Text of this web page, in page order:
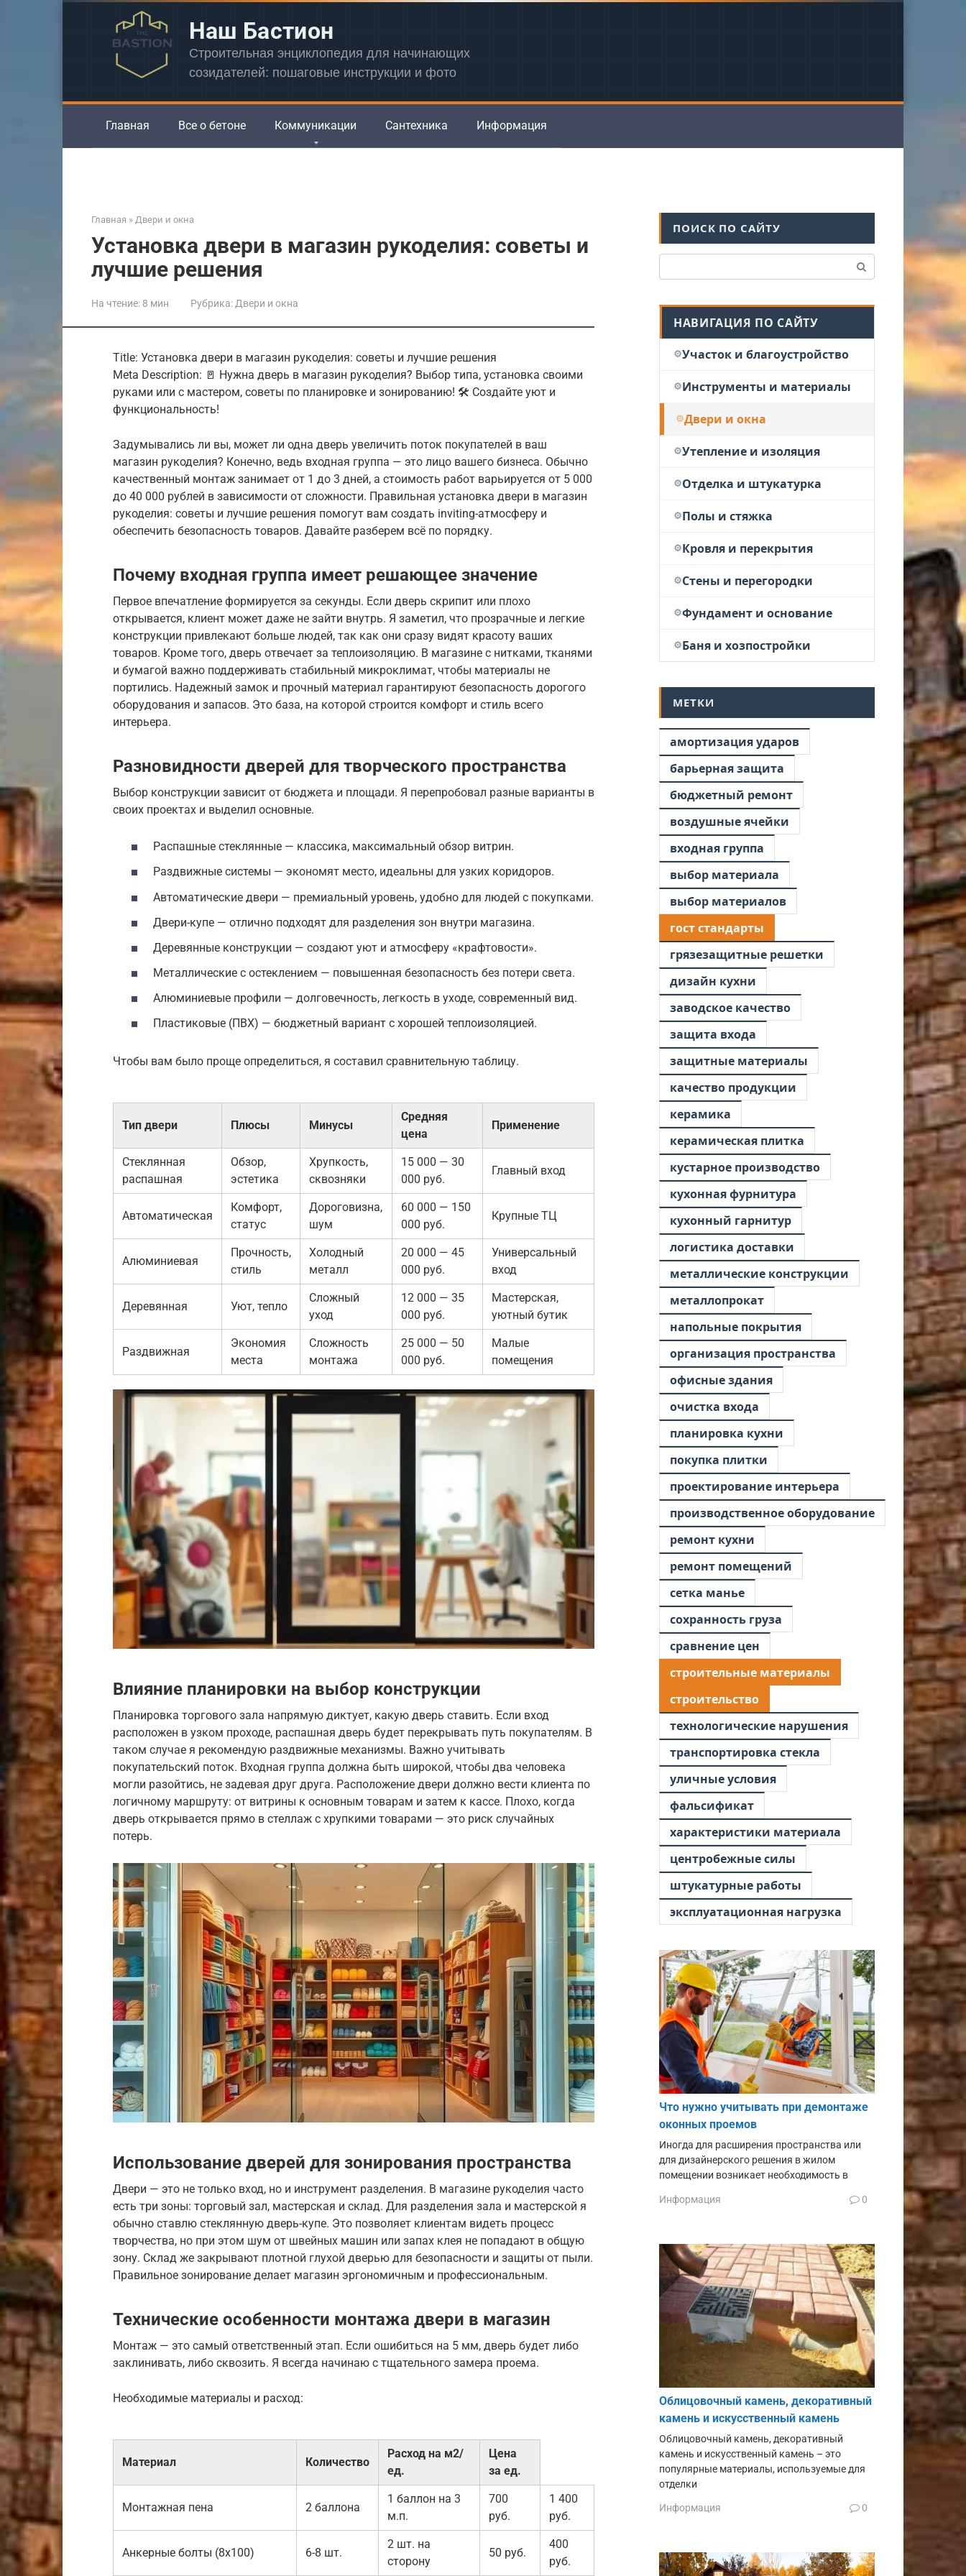
Наш Бастион
Строительная энциклопедия для начинающих
созидателей: пошаговые инструкции и фото
Главная Все о бетоне Коммуникации Сантехника Информация
Главная » Двери и окна
Установка двери в магазин рукоделия: советы и
лучшие решения
На чтение: 8 мин Рубрика: Двери и окна
Title: Установка двери в магазин рукоделия: советы и лучшие решения
Meta Description: 🚪 Нужна дверь в магазин рукоделия? Выбор типа, установка своими
руками или с мастером, советы по планировке и зонированию! 🛠️ Создайте уют и
функциональность!
Задумывались ли вы, может ли одна дверь увеличить поток покупателей в ваш
магазин рукоделия? Конечно, ведь входная группа — это лицо вашего бизнеса. Обычно
качественный монтаж занимает от 1 до 3 дней, а стоимость работ варьируется от 5 000
до 40 000 рублей в зависимости от сложности. Правильная установка двери в магазин
рукоделия: советы и лучшие решения помогут вам создать inviting-атмосферу и
обеспечить безопасность товаров. Давайте разберем всё по порядку.
Почему входная группа имеет решающее значение
Первое впечатление формируется за секунды. Если дверь скрипит или плохо
открывается, клиент может даже не зайти внутрь. Я заметил, что прозрачные и легкие
конструкции привлекают больше людей, так как они сразу видят красоту ваших
товаров. Кроме того, дверь отвечает за теплоизоляцию. В магазине с нитками, тканями
и бумагой важно поддерживать стабильный микроклимат, чтобы материалы не
портились. Надежный замок и прочный материал гарантируют безопасность дорогого
оборудования и запасов. Это база, на которой строится комфорт и стиль всего
интерьера.
Разновидности дверей для творческого пространства
Выбор конструкции зависит от бюджета и площади. Я перепробовал разные варианты в
своих проектах и выделил основные.
Распашные стеклянные — классика, максимальный обзор витрин.
Раздвижные системы — экономят место, идеальны для узких коридоров.
Автоматические двери — премиальный уровень, удобно для людей с покупками.
Двери-купе — отлично подходят для разделения зон внутри магазина.
Деревянные конструкции — создают уют и атмосферу «крафтовости».
Металлические с остеклением — повышенная безопасность без потери света.
Алюминиевые профили — долговечность, легкость в уходе, современный вид.
Пластиковые (ПВХ) — бюджетный вариант с хорошей теплоизоляцией.
Чтобы вам было проще определиться, я составил сравнительную таблицу.
Тип двери Плюсы Минусы
Средняя
цена
Применение
Стеклянная
распашная
Обзор,
эстетика
Хрупкость,
сквозняки
15 000 — 30
000 руб.
Главный вход
Автоматическая
Комфорт,
статус
Дороговизна,
шум
60 000 — 150
000 руб.
Крупные ТЦ
Алюминиевая
Прочность,
стиль
Холодный
металл
20 000 — 45
000 руб.
Универсальный
вход
Деревянная Уют, тепло
Сложный
уход
12 000 — 35
000 руб.
Мастерская,
уютный бутик
Раздвижная
Экономия
места
Сложность
монтажа
25 000 — 50
000 руб.
Малые
помещения
Влияние планировки на выбор конструкции
Планировка торгового зала напрямую диктует, какую дверь ставить. Если вход
расположен в узком проходе, распашная дверь будет перекрывать путь покупателям. В
таком случае я рекомендую раздвижные механизмы. Важно учитывать
покупательский поток. Входная группа должна быть широкой, чтобы два человека
могли разойтись, не задевая друг друга. Расположение двери должно вести клиента по
логичному маршруту: от витрины к основным товарам и затем к кассе. Плохо, когда
дверь открывается прямо в стеллаж с хрупкими товарами — это риск случайных
потерь.
Использование дверей для зонирования пространства
Двери — это не только вход, но и инструмент разделения. В магазине рукоделия часто
есть три зоны: торговый зал, мастерская и склад. Для разделения зала и мастерской я
обычно ставлю стеклянную дверь-купе. Это позволяет клиентам видеть процесс
творчества, но при этом шум от швейных машин или запах клея не попадают в общую
зону. Склад же закрывают плотной глухой дверью для безопасности и защиты от пыли.
Правильное зонирование делает магазин эргономичным и профессиональным.
Технические особенности монтажа двери в магазин
Монтаж — это самый ответственный этап. Если ошибиться на 5 мм, дверь будет либо
заклинивать, либо сквозить. Я всегда начинаю с тщательного замера проема.
Необходимые материалы и расход:
Материал Количество
Расход на м2/
ед.
Цена
за ед.
Монтажная пена 2 баллона
1 баллон на 3
м.п.
700
руб.
1 400
руб.
Анкерные болты (8х100) 6-8 шт.
2 шт. на
сторону
50 руб.
400
руб.
ПОИСК ПО САЙТУ
НАВИГАЦИЯ ПО САЙТУ
Участок и благоустройство
Инструменты и материалы
Двери и окна
Утепление и изоляция
Отделка и штукатурка
Полы и стяжка
Кровля и перекрытия
Стены и перегородки
Фундамент и основание
Баня и хозпостройки
МЕТКИ
амортизация ударов
барьерная защита
бюджетный ремонт
воздушные ячейки
входная группа
выбор материала
выбор материалов
гост стандарты
грязезащитные решетки
дизайн кухни
заводское качество
защита входа
защитные материалы
качество продукции
керамика
керамическая плитка
кустарное производство
кухонная фурнитура
кухонный гарнитур
логистика доставки
металлические конструкции
металлопрокат
напольные покрытия
организация пространства
офисные здания
очистка входа
планировка кухни
покупка плитки
проектирование интерьера
производственное оборудование
ремонт кухни
ремонт помещений
сетка манье
сохранность груза
сравнение цен
строительные материалы
строительство
технологические нарушения
транспортировка стекла
уличные условия
фальсификат
характеристики материала
центробежные силы
штукатурные работы
эксплуатационная нагрузка
Что нужно учитывать при демонтаже
оконных проемов
Иногда для расширения пространства или
для дизайнерского решения в жилом
помещении возникает необходимость в
Информация 0
Облицовочный камень, декоративный
камень и искусственный камень
Облицовочный камень, декоративный
камень и искусственный камень – это
популярные материалы, используемые для
отделки
Информация 0